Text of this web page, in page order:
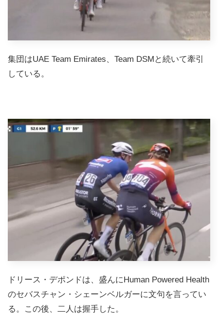
集団はUAE Team Emirates、Team DSMと続いて牽引
している。
ドリース・デポンドは、盛んにHuman Powered Health
のセバスチャン・シェーンベルガーに文句を言ってい
る。この後、二人は握手した。